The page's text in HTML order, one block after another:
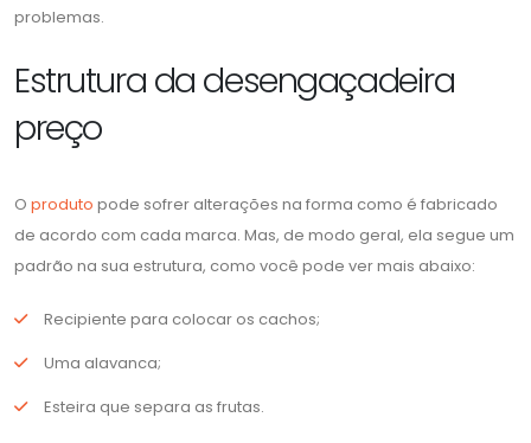
problemas.
Estrutura da desengaçadeira
preço
O produto pode sofrer alterações na forma como é fabricado
de acordo com cada marca. Mas, de modo geral, ela segue um
padrão na sua estrutura, como você pode ver mais abaixo:
Recipiente para colocar os cachos;
Uma alavanca;
Esteira que separa as frutas.